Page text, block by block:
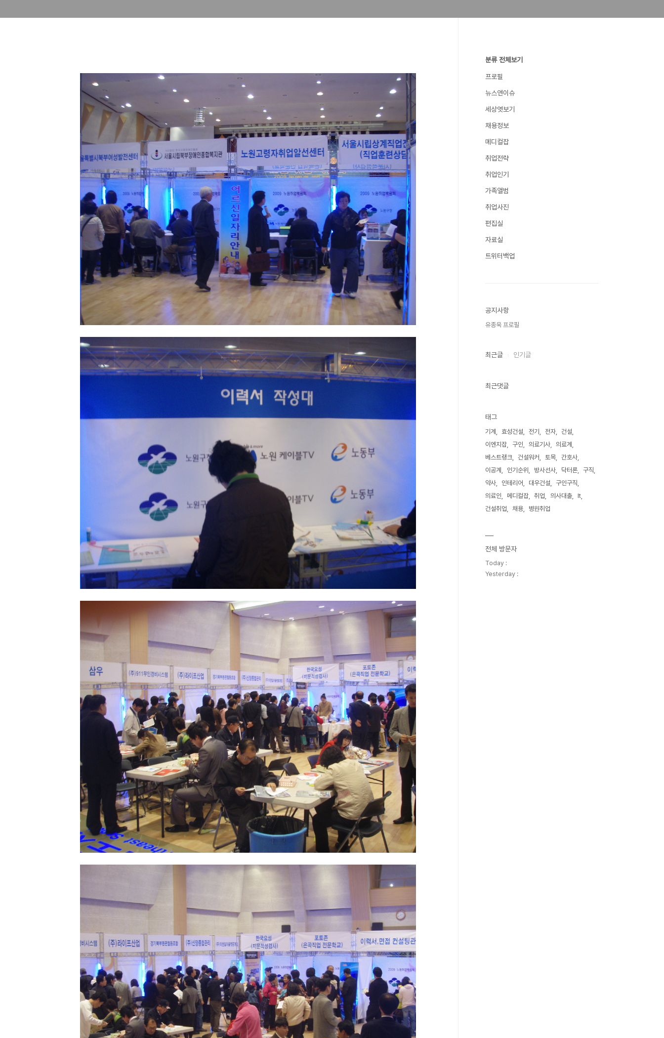
분류 전체보기
프로필
뉴스앤이슈
세상엿보기
채용정보
메디컬잡
취업전략
취업인기
가족앨범
취업사진
편집실
자료실
트위터백업
공지사항
유종욱 프로필
최근글 인기글
최근댓글
태그
기계 효성건설 전기 전자
건설
이엔지잡
구인 의료기사
의료계
베스트랭크
건설워커 토목
간호사
이공계
인기순위 방사선사 닥터론
구직
약사
인테리어 대우건설
구인구직
의료인
메디컬잡 취업 의사대출
It
건설취업
채용 병원취업
전체 방문자
Today :
Yesterday :